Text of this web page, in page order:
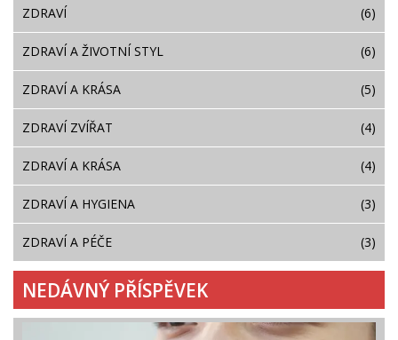
ZDRAVÍ (6)
ZDRAVÍ A ŽIVOTNÍ STYL (6)
ZDRAVÍ A KRÁSA (5)
ZDRAVÍ ZVÍŘAT (4)
ZDRAVÍ A KRÁSA (4)
ZDRAVÍ A HYGIENA (3)
ZDRAVÍ A PÉČE (3)
NEDÁVNÝ PŘÍSPĚVEK